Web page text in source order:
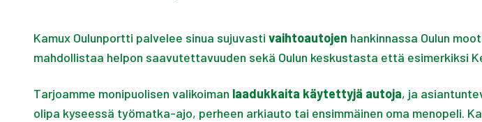
Kamux Oulunportti palvelee sinua sujuvasti vaihtoautojen hankinnassa Oulun
mahdollistaa helpon saavutettavuuden sekä Oulun keskustasta että esimerkiksi
Tarjoamme monipuolisen valikoiman laadukkaita käytettyjä autoja, ja
olipa kyseessä työmatka-ajo, perheen arkiauto tai ensimmäinen oma menopeli.